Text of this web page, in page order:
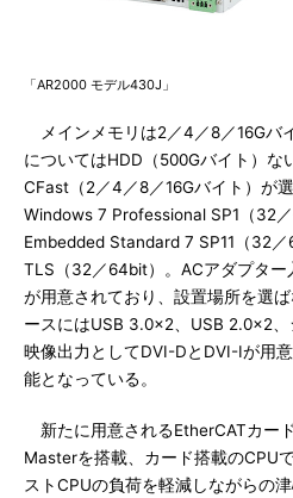
「AR2000 モデル430J」
メインメモリは2／4／8／16Gバ
についてはHDD（500Gバイト）な
CFast（2／4／8／16Gバイト）が
Windows 7 Professional SP1（32
Embedded Standard 7 SP11（32
TLS（32／64bit）。ACアダプター
が用意されており、設置場所を選
ースにはUSB 3.0×2、USB 2.0×2、
映像出力としてDVI-DとDVI-Iが用
能となっている。
新たに用意されるEtherCATカー
Masterを搭載、カード搭載のCPU
ストCPUの負荷を軽減しながらの